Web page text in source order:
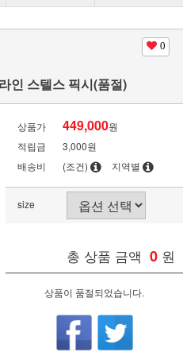
0
스텔스 픽시(품절)
상품가 449,000원
적립금
3,000원
배송비
(조건) 지역별
size
총 상품 금액 0 원
상품이 품절되었습니다.